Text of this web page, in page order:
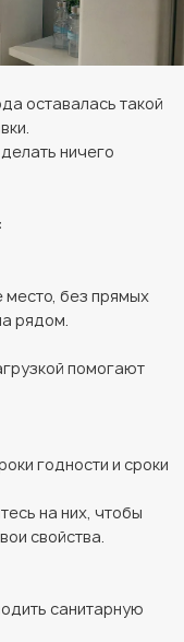
оставалась такой
ничего
без прямых
рядом.
помогают
годности и сроки
на них, чтобы
свойства.
санитарную